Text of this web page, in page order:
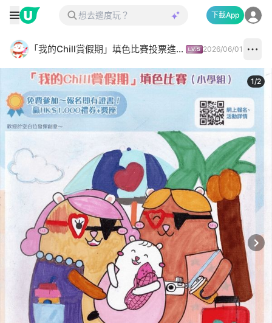
下載App
「我的Chill賞假期」填色比賽投票進行中✅ 2026/06/01
1/2